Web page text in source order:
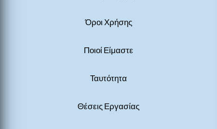
Όροι Χρήσης
Ποιοί Είμαστε
Ταυτότητα
Θέσεις Εργασίας